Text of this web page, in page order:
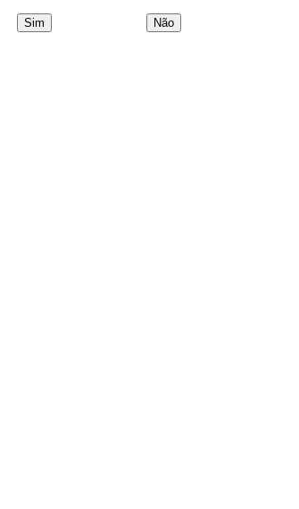
Sim Não